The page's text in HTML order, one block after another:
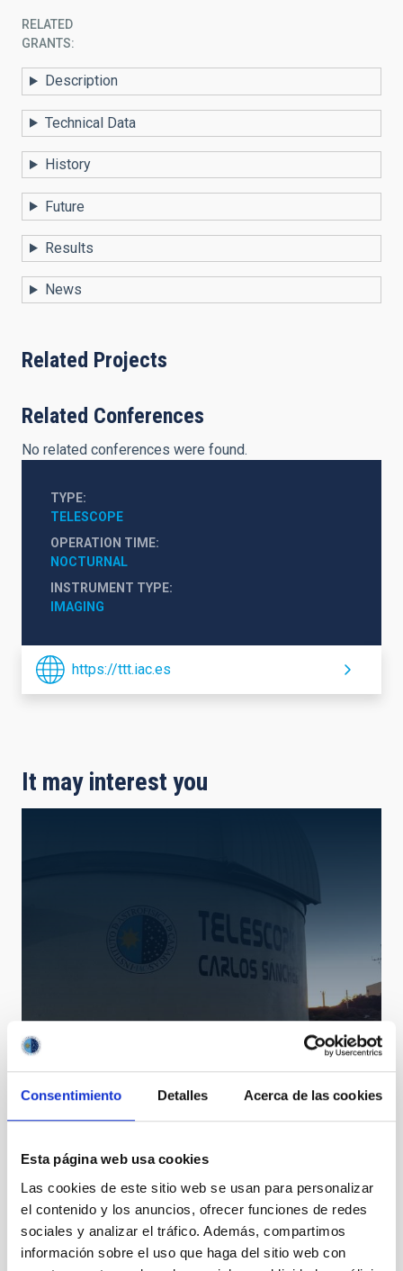
Consentimiento Detalles Acerca de las cookies
Esta página web usa cookies
Las cookies de este sitio web se usan para personalizar
el contenido y los anuncios, ofrecer funciones de redes
sociales y analizar el tráfico. Además, compartimos
información sobre el uso que haga del sitio web con
RELATED
GRANTS:
Description
Technical Data
History
Future
Results
News
Related Projects
Related Conferences
No related conferences were found.
TYPE
TELESCOPE
OPERATION TIME
NOCTURNAL
INSTRUMENT TYPE
IMAGING
https://ttt.iac.es
It may interest you
TelescopeØ 152.00 cm